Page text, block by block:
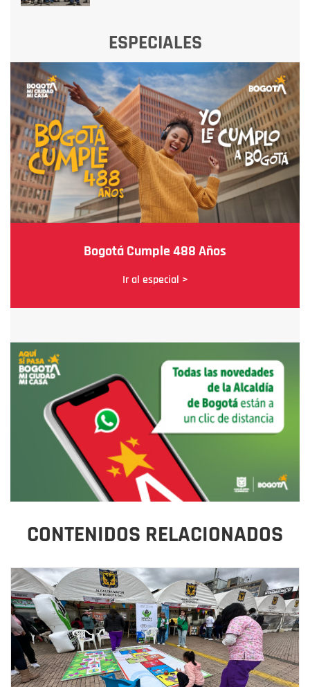
ESPECIALES
Bogotá Cumple 488 Años
Ir al especial >
CONTENIDOS RELACIONADOS